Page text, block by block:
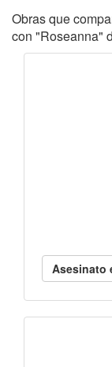
Obras que
con "Roseanna"
Asesinato